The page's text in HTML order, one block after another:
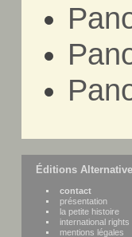
Éditions
contact
présentation
la petite histoire
international rights
mentions légales